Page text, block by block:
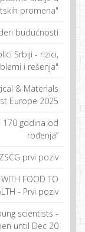
promena"
budućnosti
Srbiji - rizici,
i rešenja"
& Materials
Europe 2025
170 godina od
rođenja”
prvi poziv
FOOD TO
- Prvi poziv
scientists -
until Dec 20